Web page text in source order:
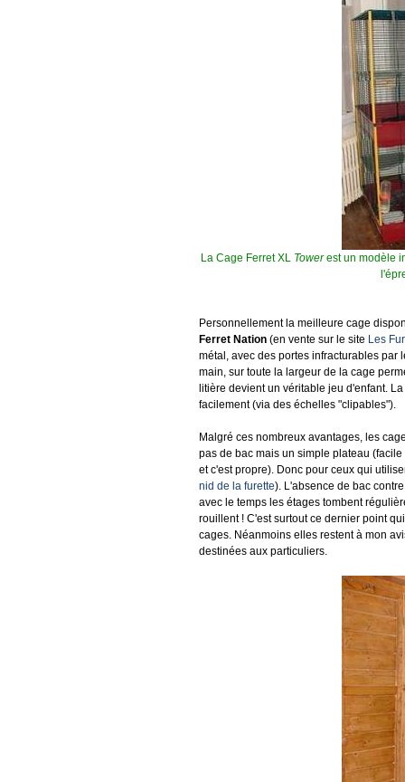
La Cage Ferret XL Towerest un modèle
Personnellement la meilleure cage
Ferret Nation (en vente sur le site Les
métal, avec des portes infracturables par
main, sur toute la largeur de la cage
litière devient un véritable jeu d'enfant.
facilement (via des échelles "clipables").
Malgré ces nombreux avantages, les
pas de bac mais un simple plateau
et c'est propre). Donc pour ceux qui
nid de la furette). L'absence de bac
avec le temps les étages tombent
rouillent ! C'est surtout ce dernier point
cages. Néanmoins elles restent à mon
destinées aux particuliers.